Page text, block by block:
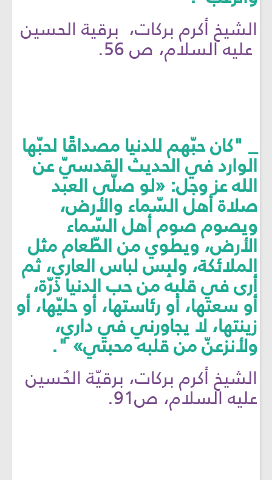
الشيخ أكرم بركات، برقية الحسين
عليه السلام، ص 56.
_ "كان حبّهم للدنيا مصداقًا لحبّها
الوارد في الحديث القدسيّ عن
الله عز وجل: «لو صلّى العبد
صلاة أهل السّماء والأرض،
ويصوم صوم أهل السّماء
الأرض، ويطوي من الطّعام مثل
الملائكة، ولبِس لباس العاري، ثم
أرى في قلبه من حب الدنيا ذرّة،
أو سعتها، أو رئاستها، أو حليّها، أو
زينتها، لا يجاورني في داري،
ولأنزعنّ من قلبه محبتي» ".
الشيخ أكرم بركات، برقيّة الحُسين
عليه السلام، ص91.